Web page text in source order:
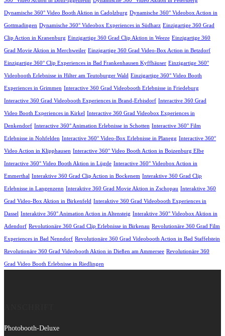
Dynamische 360° Video Booth Aktion in Cadolzburg Dynamische 360° Videobox Action in
Gottmadingen Dynamische 360° Videobox Experiences in Südharz Einzigartige 360 Grad
Clip Action in Kranenburg Einzigartige 360 Grad Clip Aktion in Weeze Einzigartige 360
Grad Movie Aktion in Merchweiler Einzigartige 360 Grad Video-Box Action in Betzdorf
Einzigartige 360° Clip Experiences in Bad Frankenhausen Kyffhäuser Einzigartige 360°
Videobooth Erlebnisse in Hilter am Teutoburger Wald Einzigartige 360° Video Booth
Experiences in Grimmen Interactive 360 Grad Videobooth Erlebnisse in Friedeburg
Interactive 360 Grad Videobooth Experiences in Brand-Erbisdorf Interactive 360 Grad
Video Booth Experiences in Kirkel Interactive 360 Grad Videobox Experiences in
Denkendorf Interactive 360° Animation Erlebnisse in Schotten Interactive 360° Film
Erlebnisse in Nohfelden Interactive 360° Video-Box Erlebnisse in Planegg Interactive 360°
Video Action in Klipphausen Interactive 360° Video Booth Action in Boizenburg Elbe
Interactive 360° Video Booth Aktion in Lügde Interactive 360° Videobox Action in
Emmerthal Interaktive 360 Grad Clip Action in Bockenem Interaktive 360 Grad Clip
Erlebnisse in Langenzenn Interaktive 360 Grad Movie Aktion in Zschopau Interaktive 360
Grad Video-Box Aktion in Birkenfeld Interaktive 360 Grad Videobooth Experiences in
Dassel Interaktive 360° Animation Action in Altensteig Interaktive 360° Videobox Aktion in
Adendorf Revolutionäre 360 Grad Clip Erlebnisse in Birkenau Revolutionäre 360 Grad Film
Experiences in Bad Nenndorf Revolutionäre 360 Grad Videobooth Action in Bad Staffelstein
Revolutionäre 360 Grad Videobooth Aktion in Dießen am Ammersee Revolutionäre 360
Grad Video Booth Erlebnisse in Riedlingen
Photobooth-Deluxe